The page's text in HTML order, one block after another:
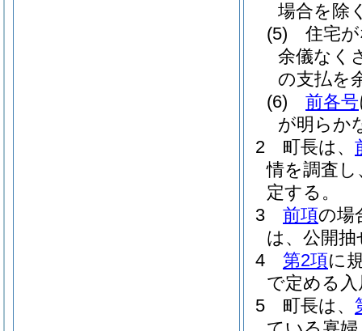
場合を除
(5)
住宅
余儀なく
の支払を
(6)
前各号
が明らか
2
町長は、
情を調査
定する。
3
前項の場
は、公開
4
第2項に
で定める
5
町長は、